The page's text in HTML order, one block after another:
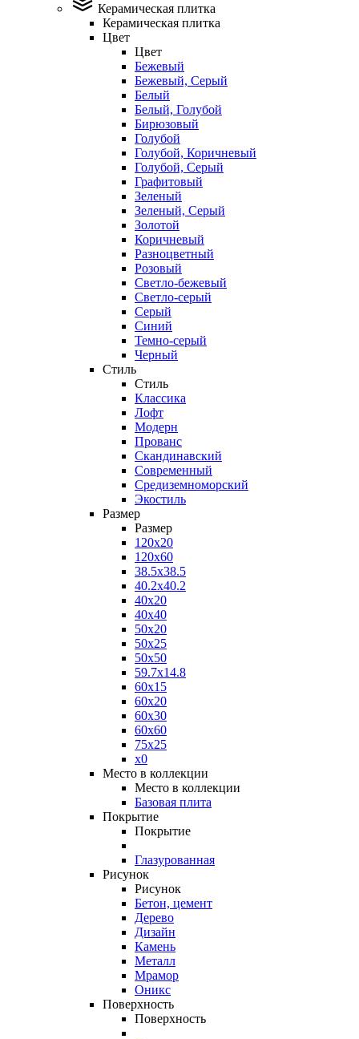
Керамическая плитка
Керамическая плитка
Цвет
Цвет
Бежевый
Бежевый, Серый
Белый
Белый, Голубой
Бирюзовый
Голубой
Голубой, Коричневый
Голубой, Серый
Графитовый
Зеленый
Зеленый, Серый
Золотой
Коричневый
Разноцветный
Розовый
Светло-бежевый
Светло-серый
Серый
Синий
Темно-серый
Черный
Стиль
Стиль
Классика
Лофт
Модерн
Прованс
Скандинавский
Современный
Средиземноморский
Экостиль
Размер
Размер
120x20
120x60
38.5x38.5
40.2x40.2
40x20
40x40
50x20
50x25
50x50
59.7x14.8
60x15
60x20
60x30
60x60
75x25
x0
Место в коллекции
Место в коллекции
Базовая плита
Покрытие
Покрытие
Глазурованная
Рисунок
Рисунок
Бетон, цемент
Дерево
Дизайн
Камень
Металл
Мрамор
Оникс
Поверхность
Поверхность